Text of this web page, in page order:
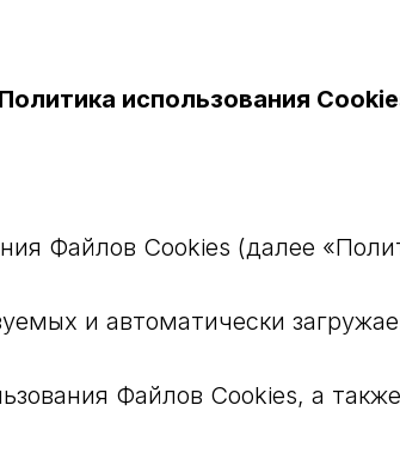
Политика использования
Файлов Cookies (далее
и автоматически
Файлов Cookies, а